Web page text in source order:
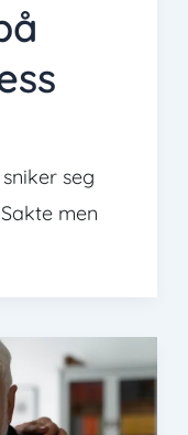
seg
men